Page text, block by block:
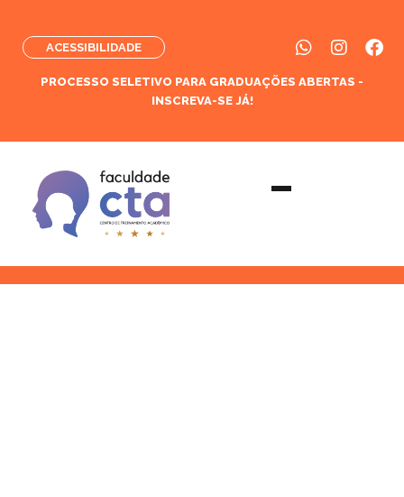
ACESSIBILIDADE
PROCESSO SELETIVO PARA GRADUAÇÕES ABERTAS -
INSCREVA-SE JÁ!